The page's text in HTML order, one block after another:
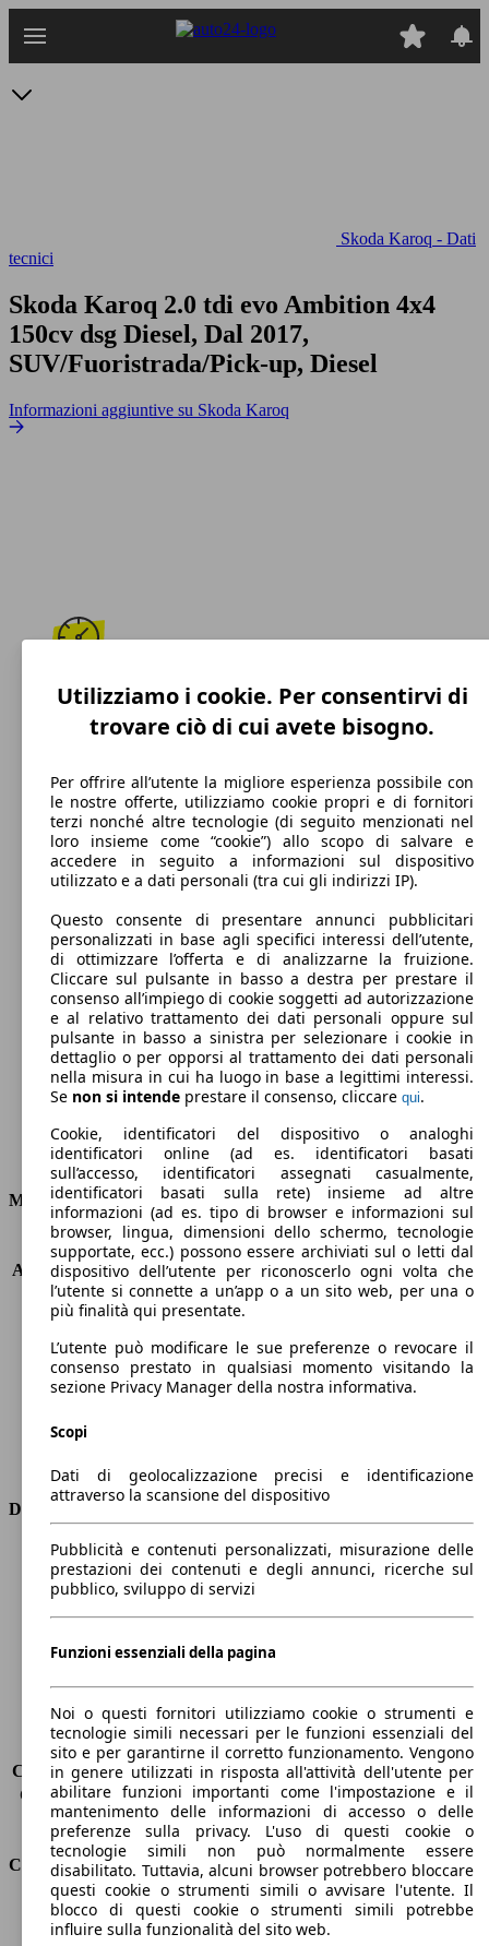
Skoda Karoq - Dati
tecnici
Skoda Karoq 2.0 tdi evo Ambition 4x4
150cv dsg Diesel, Dal 2017,
SUV/Fuoristrada/Pick-up, Diesel
Informazioni aggiuntive su Skoda Karoq
199 km/h
Velocità massima
Diesel
Carburante
123 g/km
Emissioni di CO2 (combinato)*
Consumi
Motore e Prestazioni
KW (PS)
110 kW (150 PS)
Accelerazione (0-100 km/h)
8.7s
Velocità massima (km/h)
199 km/h
Numero di marce
7
Coppia
360 nm
Cilindrata
1968 ccm
Carburante
Diesel
Trasmissione
Dimensioni
Lunghezza
4380 mm
Altezza
1630 mm
Larghezza
Peso massimo
2139 kg
Sedili
5
Carico sul tetto
-
Capacità di traino (senza freni) -
Capacità di traino (con freni)
2100 kg
Volume del bagagliaio
521 - 1810 l
Consumi
Emissioni di CO2*
123 g/km (komb.)
Consumo (urbano)
5.6 l/100km
Utilizziamo i cookie. Per consentirvi di
trovare ciò di cui avete bisogno.
Per offrire all’utente la migliore esperienza possibile con
le nostre offerte, utilizziamo cookie propri e di fornitori
terzi nonché altre tecnologie (di seguito menzionati nel
loro insieme come “cookie”) allo scopo di salvare e
accedere in seguito a informazioni sul dispositivo
utilizzato e a dati personali (tra cui gli indirizzi IP).
Questo consente di presentare annunci pubblicitari
personalizzati in base agli specifici interessi dell’utente,
di ottimizzare l’offerta e di analizzarne la fruizione.
Cliccare sul pulsante in basso a destra per prestare il
consenso all’impiego di cookie soggetti ad autorizzazione
e al relativo trattamento dei dati personali oppure sul
pulsante in basso a sinistra per selezionare i cookie in
dettaglio o per opporsi al trattamento dei dati personali
nella misura in cui ha luogo in base a legittimi interessi.
Se non si intende prestare il consenso, cliccare qui.
Cookie, identificatori del dispositivo o analoghi
identificatori online (ad es. identificatori basati
sull’accesso, identificatori assegnati casualmente,
identificatori basati sulla rete) insieme ad altre
informazioni (ad es. tipo di browser e informazioni sul
browser, lingua, dimensioni dello schermo, tecnologie
supportate, ecc.) possono essere archiviati sul o letti dal
dispositivo dell’utente per riconoscerlo ogni volta che
l’utente si connette a un’app o a un sito web, per una o
più finalità qui presentate.
L’utente può modificare le sue preferenze o revocare il
consenso prestato in qualsiasi momento visitando la
sezione Privacy Manager della nostra informativa.
Scopi
Dati di geolocalizzazione precisi e identificazione
attraverso la scansione del dispositivo
Pubblicità e contenuti personalizzati, misurazione delle
prestazioni dei contenuti e degli annunci, ricerche sul
pubblico, sviluppo di servizi
Funzioni essenziali della pagina
Noi o questi fornitori utilizziamo cookie o strumenti e
tecnologie simili necessari per le funzioni essenziali del
sito e per garantirne il corretto funzionamento. Vengono
in genere utilizzati in risposta all'attività dell'utente per
abilitare funzioni importanti come l'impostazione e il
mantenimento delle informazioni di accesso o delle
preferenze sulla privacy. L'uso di questi cookie o
tecnologie simili non può normalmente essere
disabilitato. Tuttavia, alcuni browser potrebbero bloccare
questi cookie o strumenti simili o avvisare l'utente. Il
blocco di questi cookie o strumenti simili potrebbe
influire sulla funzionalità del sito web.